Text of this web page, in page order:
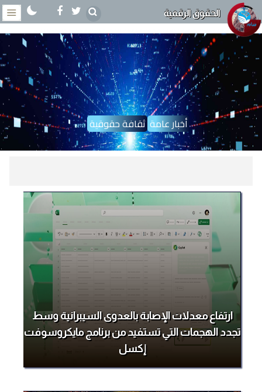
الحقوق الرقمية
ثقافة حقوقية أخبار عامة
ارتفاع معدلات الإصابة بالعدوى السيبرانية وسط
تجدد الهجمات التي تستفيد من برنامج مايكروسوفت
إكسل